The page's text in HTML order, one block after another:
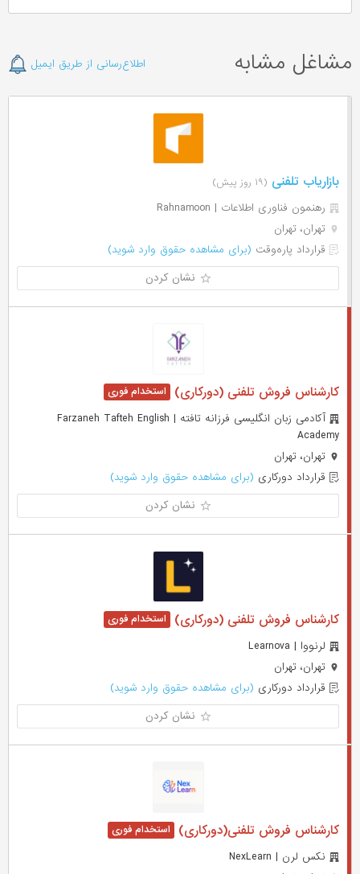
مشاغل مشابه اطلاع‌رسانی از طریق ایمیل
بازاریاب تلفنی (۱۹ روز پیش)
رهنمون فناوری اطلاعات | Rahnamoon
تهران، تهران
قرارداد پاره‌وقت (برای مشاهده حقوق وارد شوید)
نشان کردن
کارشناس فروش تلفنی (دورکاری)
آکادمی زبان انگلیسی فرزانه تافته | Farzaneh Tafteh English
Academy
تهران، تهران
قرارداد دورکاری (برای مشاهده حقوق وارد شوید)
نشان کردن
کارشناس فروش تلفنی (دورکاری)
لرنووا | Learnova
تهران، تهران
قرارداد دورکاری (برای مشاهده حقوق وارد شوید)
نشان کردن
کارشناس فروش تلفنی(دورکاری)
نکس لرن | NexLearn